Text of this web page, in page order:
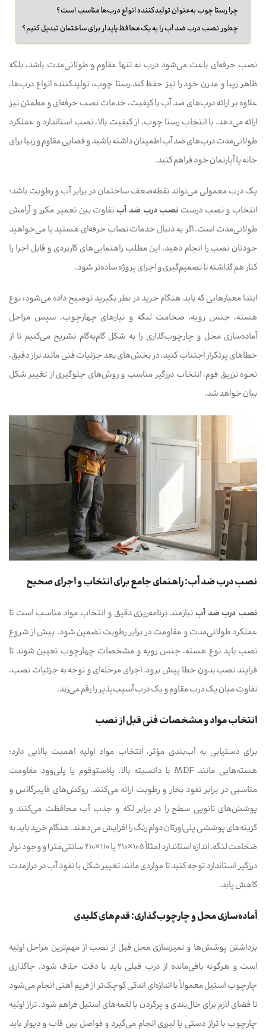
چرا رستا چوب به‌عنوان تولیدکننده انواع درب‌ها مناسب است؟
چطور نصب درب ضد آب را به یک محافظ پایدار برای ساختمان تبدیل کنیم؟
نصب حرفه‌ای باعث می‌شود درب نه تنها مقاوم و طولانی‌مدت باشد، بلکه
ظاهر زیبا و مدرن خود را نیز حفظ کند.رستا چوب، تولیدکننده انواع درب‌ها،
علاوه بر ارائه درب‌های ضد آب با کیفیت، خدمات نصب حرفه‌ای و مطمئن نیز
ارائه می‌دهد. با انتخاب رستا چوب، از کیفیت بالا، نصب استاندارد و عملکرد
طولانی‌مدت درب‌های ضد آب اطمینان داشته باشید و فضایی مقاوم و زیبا برای
خانه یا آپارتمان خود فراهم کنید.
یک درب معمولی می‌تواند نقطه‌ضعف ساختمان در برابر آب و رطوبت باشد؛
انتخاب و نصب درست نصب درب ضد آب تفاوت بین تعمیر مکرر و آرامش
طولانی‌مدت است. اگر به دنبال خدمات نصاب حرفه‌ای هستید یا می‌خواهید
خودتان نصب را انجام دهید، این مطلب راهنمایی‌های کاربردی و قابل اجرا را
کنار هم گذاشته تا تصمیم‌گیری و اجرای پروژه ساده‌تر شود.
ابتدا معیارهایی که باید هنگام خرید در نظر بگیرید توضیح داده می‌شود: نوع
هسته، جنس رویه، ضخامت لنگه و نیازهای چهارچوب. سپس مراحل
آماده‌سازی محل و چارچوب‌گذاری را به شکل گام‌به‌گام تشریح می‌کنیم تا از
خطاهای پرتکرار اجتناب کنید. در بخش‌های بعد جزئیات فنی مانند تراز دقیق،
نحوه تزریق فوم، انتخاب درزگیر مناسب و روش‌های جلوگیری از تغییر شکل
بیان خواهد شد.
نصب درب ضد آب: راهنمای جامع برای انتخاب و اجرای صحیح
نصب درب ضد آب نیازمند برنامه‌ریزی دقیق و انتخاب مواد مناسب است تا
عملکرد طولانی‌مدت و مقاومت در برابر رطوبت تضمین شود. پیش از شروع
نصب باید نوع هسته، جنس رویه و مشخصات چهارچوب تعیین شوند تا
فرایند نصب بدون خطا پیش برود. اجرای مرحله‌ای و توجه به جزئیات نصب،
تفاوت میان یک درب مقاوم و یک درب آسیب‌پذیر را رقم می‌زند.
انتخاب مواد و مشخصات فنی قبل از نصب
برای دستیابی به آب‌بندی مؤثر، انتخاب مواد اولیه اهمیت بالایی دارد؛
هسته‌هایی مانند MDF با دانسیته بالا، پلاستوفوم یا پلی‌وود مقاومت
مناسبی در برابر نفوذ بخار و رطوبت ارائه می‌کنند. روکش‌های فایبرگلاس و
پوشش‌های نانویی سطح را در برابر لکه و جذب آب محافظت می‌کنند و
گزینه‌های پوششی پلی‌اورتان دوام رنگ را افزایش می‌دهند. هنگام خرید باید به
ضخامت لنگه، اندازه استاندارد (مثلاً 105×210 یا 110×210 سانتی‌متر) و وجود نوار
درزگیر استاندارد توجه کنید تا مواردی مانند تغییر شکل یا نفوذ آب در درازمدت
کاهش یابد.
آماده‌سازی محل و چارچوب‌گذاری: قدم‌های کلیدی
برداشتن پوشش‌ها و تمیزسازی محل قبل از نصب از مهم‌ترین مراحل اولیه
است و هرگونه باقی‌مانده از درب قبلی باید با دقت حذف شود. جاگذاری
چارچوب استیل معمولاً با اندازه‌ای اندکی کوچک‌تر از فریم آهنی انجام می‌شود
تا فضای لازم برای خال‌بندی و پرکردن با لقمه‌های استیل فراهم شود. تراز اولیه
چارچوب با تراز دستی یا لیزری انجام می‌گیرد و فواصل بین قاب و دیوار باید